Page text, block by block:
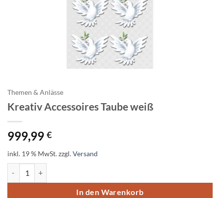
Themen & Anlässe
Kreativ Accessoires Taube weiß
999,99 €
inkl. 19 % MwSt.zzgl.Versand
In den Warenkorb